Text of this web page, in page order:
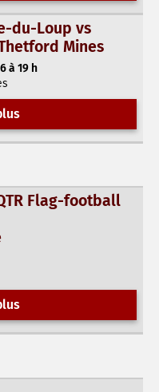
du-Loup vs
Mines
à 19 h
Flag-football